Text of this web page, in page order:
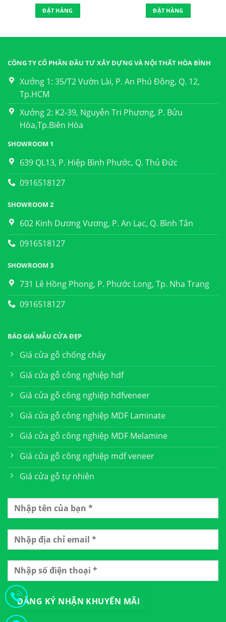
ĐẶT HÀNG ĐẶT HÀNG
CÔNG TY CỔ PHẦN ĐẦU TƯ XÂY DỰNG VÀ NỘI THẤT HÒA BÌNH
Xưởng 1: 35/T2 Vườn Lài, P. An Phú Đông, Q. 12,
Tp.HCM
Xưởng 2: K2-39, Nguyễn Tri Phương, P. Bửu
Hòa,Tp.Biên Hòa
SHOWROOM 1
639 QL13, P. Hiệp Bình Phước, Q. Thủ Đức
0916518127
SHOWROOM 2
602 Kinh Dương Vương, P. An Lạc, Q. Bình Tân
0916518127
SHOWROOM 3
731 Lê Hồng Phong, P. Phước Long, Tp. Nha Trang
0916518127
BÁO GIÁ MẪU CỬA ĐẸP
Giá cửa gỗ chống cháy
Giá cửa gỗ công nghiệp hdf
Giá cửa gỗ công nghiệp hdfveneer
Giá cửa gỗ công nghiệp MDF Laminate
Giá cửa gỗ công nghiệp MDF Melamine
Giá cửa gỗ công nghiệp mdf veneer
Giá cửa gỗ tự nhiên